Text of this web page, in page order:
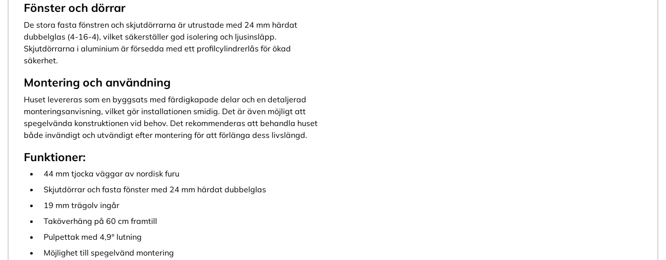
Fönster och dörrar
De stora fasta fönstren och skjutdörrarna är utrustade med 24 mm härdat
dubbelglas (4-16-4), vilket säkerställer god isolering och ljusinsläpp.
Skjutdörrarna i aluminium är försedda med ett profilcylindrerlås för ökad
säkerhet.
Montering och användning
Huset levereras som en byggsats med färdigkapade delar och en detaljerad
monteringsanvisning, vilket gör installationen smidig. Det är även möjligt att
spegelvända konstruktionen vid behov. Det rekommenderas att behandla huset
både invändigt och utvändigt efter montering för att förlänga dess livslängd.
Funktioner:
44 mm tjocka väggar av nordisk furu
Skjutdörrar och fasta fönster med 24 mm härdat dubbelglas
19 mm trägolv ingår
Taköverhäng på 60 cm framtill
Pulpettak med 4,9° lutning
Möjlighet till spegelvänd montering